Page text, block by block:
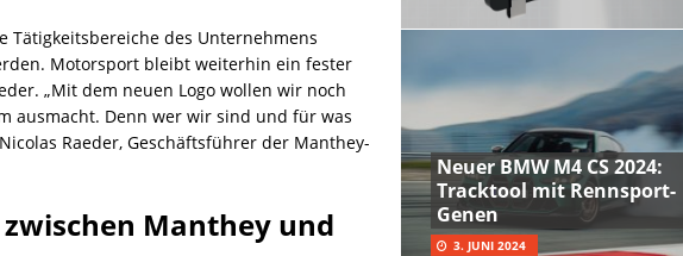
Tätigkeitsbereiche des Unternehmens
Motorsport bleibt weiterhin ein fester
„Mit dem neuen Logo wollen wir noch
ausmacht. Denn wer wir sind und für was
Raeder, Geschäftsführer der Manthey-
Manthey und
Neuer BMW M4 CS 2024:
Tracktool mit Rennsport-
Genen
3. JUNI 2024